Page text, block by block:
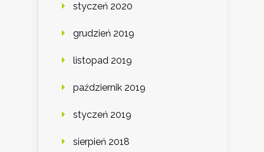
styczeń 2020
grudzień 2019
listopad 2019
październik 2019
styczeń 2019
sierpień 2018